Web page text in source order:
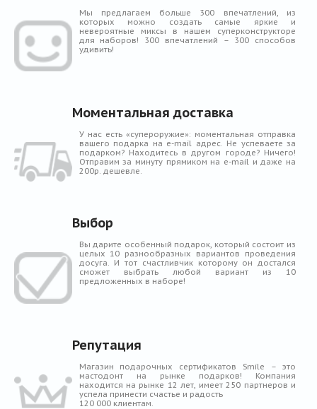
Мы предлагаем больше 300 впечатлений, из
которых можно создать самые яркие и
невероятные миксы в нашем суперконструкторе
для наборов! 300 впечатлений – 300 способов
удивить!
Моментальная доставка
У нас есть «супероружие»: моментальная отправка
вашего подарка на e-mail адрес. Не успеваете за
подарком? Находитесь в другом городе? Ничего!
Отправим за минуту прямиком на e-mail и даже на
200р. дешевле.
Выбор
Вы дарите особенный подарок, который состоит из
целых 10 разнообразных вариантов проведения
досуга. И тот счастливчик которому он достался
сможет выбрать любой вариант из 10
предложенных в наборе!
Репутация
Магазин подарочных сертификатов Smile – это
мастодонт на рынке подарков! Компания
находится на рынке 12 лет, имеет 250 партнеров и
успела принести счастье и радость
120 000 клиентам.